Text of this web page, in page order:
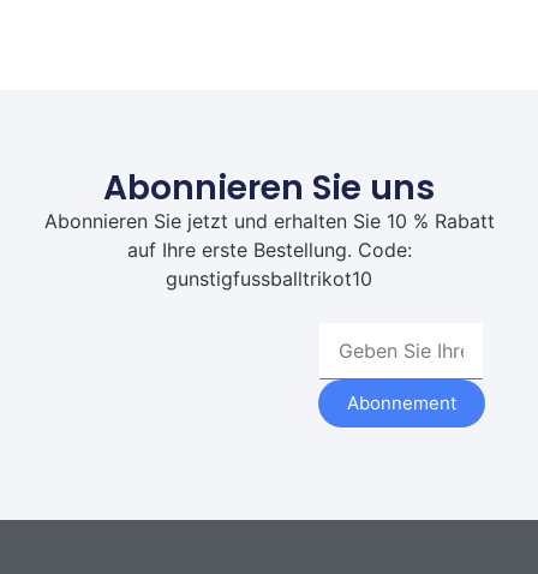
Abonnieren Sie uns
Abonnieren Sie jetzt und erhalten Sie 10 % Rabatt
auf Ihre erste Bestellung. Code:
gunstigfussballtrikot10
Abonnement